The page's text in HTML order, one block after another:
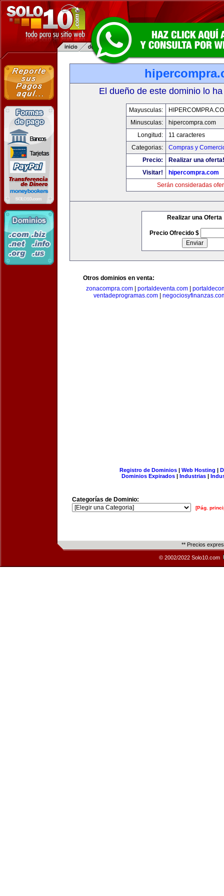
El dueño de este dominio lo
Mayusculas:
Minusculas:
hipercompra.com
Longitud:
11 caracteres
Categorias:
Compras y
Precio:
Realizar una oferta!
Visitar!
hipercompra.com
Serán consideradas
Realizar una Oferta
Precio Ofrecido $
Otros dominios en venta:
zonacompra.com| portaldeventa.com|
ventadeprogramas.com|
Registro de Dominios| Web Hosting |
Dominios Expirados | Industrias |
Categorías de Dominio:
[Pág.
** Precios
© 2002/2022 Solo10.com